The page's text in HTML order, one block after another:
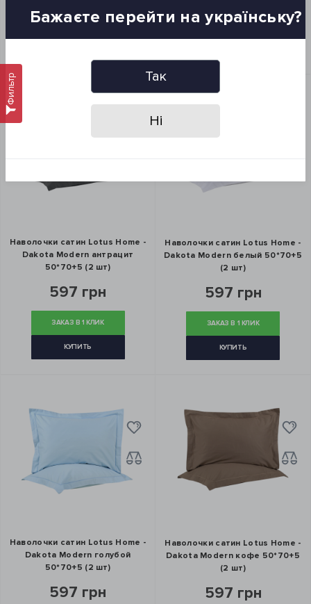
Фильтр
ЗАКАЗ В 1 КЛИК
Наволочки сатин Lotus Home -
Dakota Modern антрацит
50*70+5 (2 шт)
597 грн
ЗАКАЗ В 1 КЛИК
КУПИТЬ
Наволочки сатин Lotus Home -
Dakota Modern белый 50*70+5
(2 шт)
597 грн
ЗАКАЗ В 1 КЛИК
КУПИТЬ
Наволочки сатин Lotus Home -
Dakota Modern голубой
50*70+5 (2 шт)
597 грн
Наволочки сатин Lotus Home -
Dakota Modern кофе 50*70+5
(2 шт)
597 грн
Бажаєте перейти на українську?
Так
Ні